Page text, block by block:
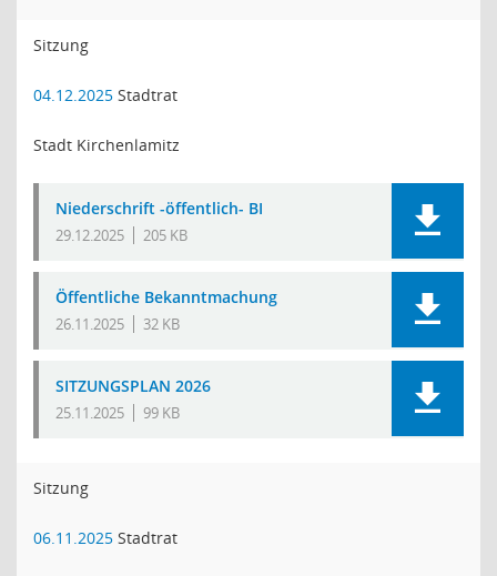
Sitzung
04.12.2025 Stadtrat
Stadt Kirchenlamitz
Niederschrift -öffentlich- BI
29.12.2025 205 KB
Öffentliche Bekanntmachung
26.11.2025 32 KB
SITZUNGSPLAN 2026
25.11.2025 99 KB
Sitzung
06.11.2025 Stadtrat